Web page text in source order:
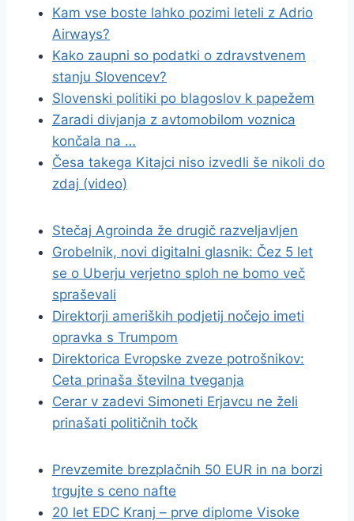
Kam vse boste lahko pozimi leteli z Adrio
Airways?
Kako zaupni so podatki o zdravstvenem
stanju Slovencev?
Slovenski politiki po blagoslov k papežem
Zaradi divjanja z avtomobilom voznica
končala na …
Česa takega Kitajci niso izvedli še nikoli do
zdaj (video)
Stečaj Agroinda že drugič razveljavljen
Grobelnik, novi digitalni glasnik: Čez 5 let
se o Uberju verjetno sploh ne bomo več
spraševali
Direktorji ameriških podjetij nočejo imeti
opravka s Trumpom
Direktorica Evropske zveze potrošnikov:
Ceta prinaša številna tveganja
Cerar v zadevi Simoneti Erjavcu ne želi
prinašati političnih točk
Prevzemite brezplačnih 50 EUR in na borzi
trgujte s ceno nafte
20 let EDC Kranj – prve diplome Visoke